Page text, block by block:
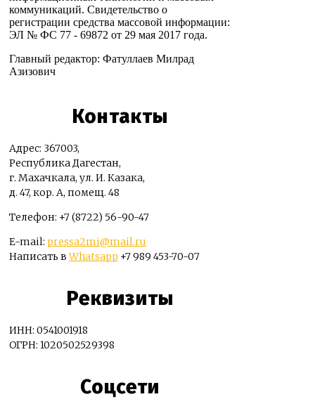
коммуникаций. Свидетельство о
регистрации средства массовой информации:
ЭЛ № ФС 77 - 69872 от 29 мая 2017 года.
Главный редактор: Фатуллаев Милрад
Азизович
Контакты
Адрес: 367003,
Республика Дагестан,
г. Махачкала, ул. И. Казака,
д. 47, кор. А, помещ. 48
Телефон: +7 (8722) 56-90-47
E-mail: pressa2mi@mail.ru
Написать вWhatsapp +7 989 453-70-07
Реквизиты
ИНН: 0541001918
ОГРН: 1020502529398
Соцсети